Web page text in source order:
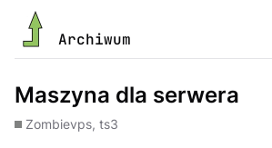
Archiwum
Maszyna dla serwera
Zombievps, ts3